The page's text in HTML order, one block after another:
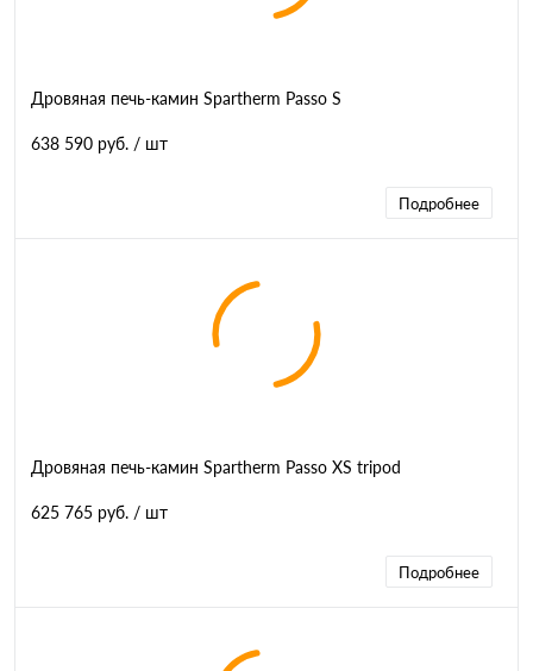
Дровяная печь-камин Spartherm Passo S
638 590 руб. / шт
Подробнее
Дровяная печь-камин Spartherm Passo XS tripod
625 765 руб. / шт
Подробнее